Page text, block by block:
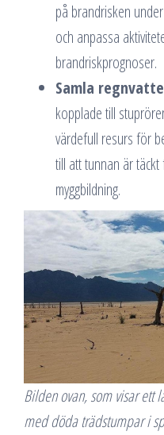
på brandrisken
och anpassa
brandriskprognoser.
Samla
kopplade till
värdefull resurs för
till att tunnan är
myggbildning.
Bilden ovan, som visar ett
med döda trädstumpar i